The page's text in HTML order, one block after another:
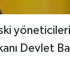
Devlet